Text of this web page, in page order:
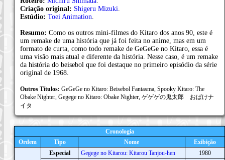
Criação original: Shigeru Mizuki
Estúdio: Toei Animation
Resumo: Como os outros mini-filmes do Kitaro dos anos 90, este é
um remake de uma história que já foi feita no anime, mas em um
formato de curta, como todo remake de GeGeGe no Kitaro, essa é
uma visão mais atual e diferente da história. Nesse caso, é um remake
da história do beisebol que foi destaque no primeiro episódio da série
original de 1968.
Outros Títulos: GeGeGe no Kitaro: Beisebol Fantasma, Spooky Kitaro: The
Obake Nighter, Gegege no Kitaro: Obake Nighter, ゲゲゲの鬼太郎 おばけナ
イタ
Cronologia
Ordem
Tipo Nome Exibição
Especial Gegege no Kitarou: Kitarou Tanjou-hen
1980